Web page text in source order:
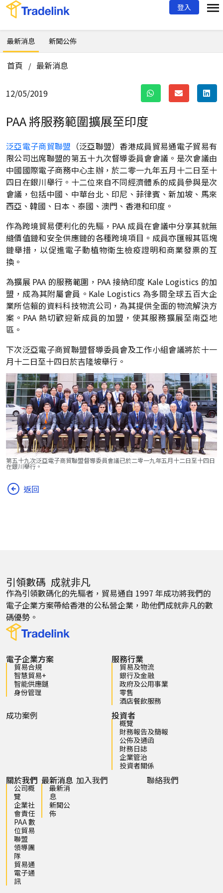
登入
最新消息 新聞公佈
首頁 / 最新消息
12/05/2019
PAA 將服務範圍擴展至印度
泛亞電子商貿聯盟 （泛亞聯盟）香港成員貿易通電子貿易有
限公司出席聯盟的第五十九次督導委員會會議。是次會議由
中國國際電子商務中心主辦，於二零一九年五月十二日至十
四日在銀川舉行。十二位來自不同經濟體系的成員參與是次
會議，包括中國、中華台北、印尼、菲律賓、新加坡、馬來
西亞、韓國、日本、泰國、澳門、香港和印度。
作為跨境貿易便利化的先驅，PAA 成員在會議中分享其就無
縫價值鏈和安全供應鏈的各種跨境項目。成員亦匯報其區塊
鏈舉措，以促進電子動植物衛生檢疫證明和商業發票的互
換。
為擴展 PAA 的服務範圍，PAA 接納印度 Kale Logistics 的加
盟，成為其附屬會員。Kale Logistics 為多間全球五百大企
業所信賴的資料科技物流公司，為其提供全面的物流解決方
案。PAA 熱切歡迎新成員的加盟，使其服務擴展至南亞地
區。
下次泛亞電子商貿聯盟督導委員會及工作小組會議將於十一
月十二日至十四日於吉隆坡舉行。
第五十九次泛亞電子商貿聯盟督導委員會議已於二零一九年五月十二日至十四日
在銀川舉行。
返回
引領數碼 成就非凡
作為引領數碼化的先驅者，貿易通自 1997 年成功將我們的
電子企業方案帶給香港的公私營企業，助他們成就非凡的數
碼優勢。
電子企業方案
貿易合規
智慧貿易+
智能供應鏈
身份管理
服務行業
貿易及物流
銀行及金融
政府及公用事業
零售
酒店餐飲服務
成功案例 投資者
概覽
財務報告及簡報
公佈及通函
財務日誌
企業管治
投資者關係
關於我們
公司概
覽
企業社
會責任
PAA 數
位貿易
聯盟
領導團
隊
貿易通
電子通
訊
最新消息
最新消
息
新聞公
佈
加入我們 聯絡我們